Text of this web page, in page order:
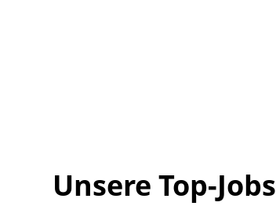
Unsere Top-Jobs